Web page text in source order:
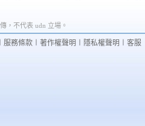
，不代表 udn 立場。
服務條款 著作權聲明 隱私權聲明 客服